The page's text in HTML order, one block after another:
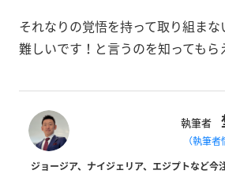
それなりの覚悟を持って取り組まな
難しいです！と言うのを知ってもら
執筆者
（執筆
ジョージア、ナイジェリア、エジプトなど今